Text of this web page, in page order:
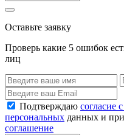
Оставьте заявку
Проверь какие 5 ошибок
лиц
Подтверждаю согласие
персональных данных и
соглашение